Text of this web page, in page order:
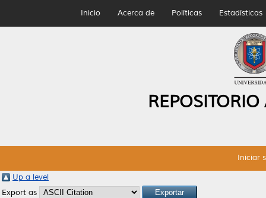
Inicio Acerca de Políticas Estadísticas
Iniciar
Up a level
Export as